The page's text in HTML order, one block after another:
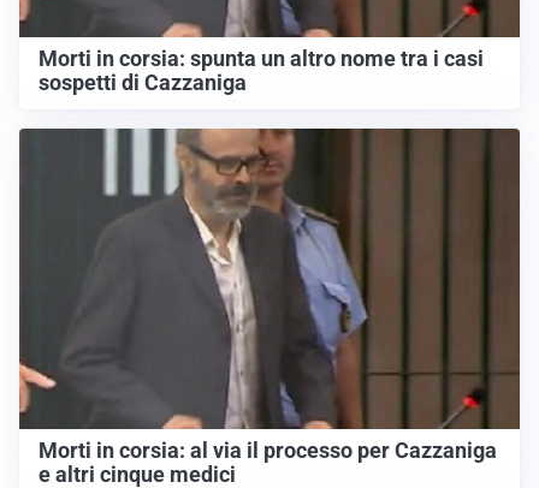
Morti in corsia: spunta un altro nome tra i casi
sospetti di Cazzaniga
Morti in corsia: al via il processo per Cazzaniga
e altri cinque medici